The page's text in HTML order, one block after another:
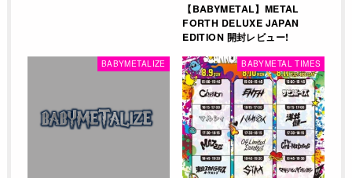
【BABYMETAL】METAL
FORTH DELUXE JAPAN
EDITION 開封レビュー!
BABYMETALIZE BABYMETAL TIMES